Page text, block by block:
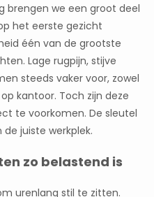
brengen we een groot deel
het eerste gezicht
één van de grootste
Lage rugpijn, stijve
steeds vaker voor, zowel
kantoor. Toch zijn deze
te voorkomen. De sleutel
juiste werkplek.
zo belastend is
urenlang stil te zitten.